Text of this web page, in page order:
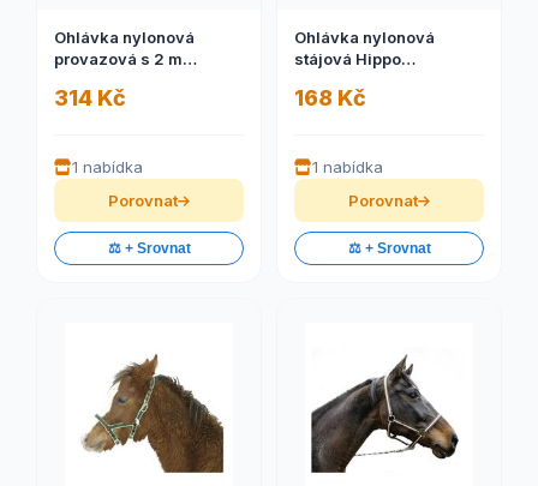
Ohlávka nylonová
provazová s 2 m
černá
314 Kč
1 nabídka
Porovnat
⚖️ + Srovnat
Ohlávka nylonová
stájová Hippo
1
168 Kč
1 nabídka
Porovnat
⚖️ + Srovnat